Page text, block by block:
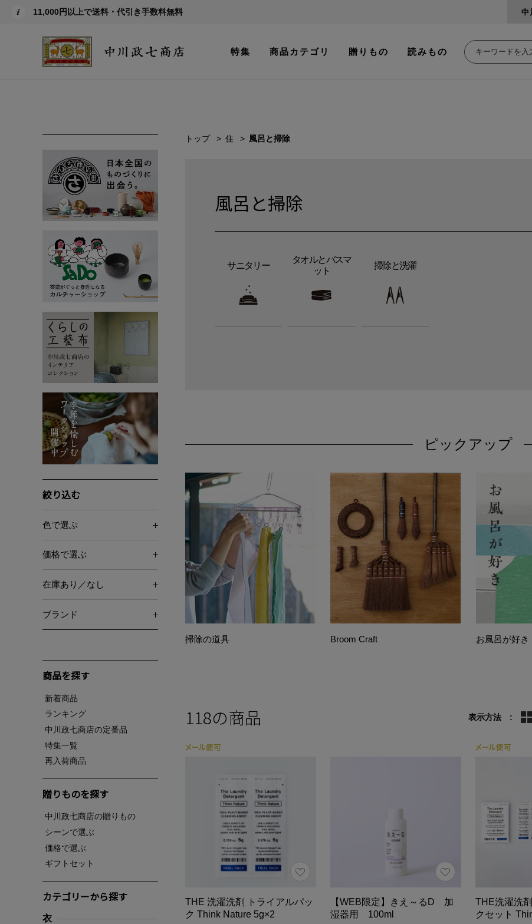
11,000円以上で送料・代引き手数料無料 中
特集 商品カテゴリ 贈りもの 読みもの
絞り込む
色で選ぶ
価格で選ぶ
在庫あり／なし
ブランド
商品を探す
新着商品
ランキング
中川政七商店の定番品
特集一覧
再入荷商品
贈りものを探す
中川政七商店の贈りもの
シーンで選ぶ
価格で選ぶ
ギフトセット
カテゴリーから探す
衣
トップ 住 風呂と掃除
風呂と掃除
サニタリー
タオルとバスマ
ット
掃除と洗濯
ピックアップ
掃除の道具 Broom Craft お風呂が好き
118の商品 表示方法
THE 洗濯洗剤 トライアルパッ
ク Think Nature 5g×2
【WEB限定】きえ～るD 加
湿器用 100ml
THE洗濯洗
クセット